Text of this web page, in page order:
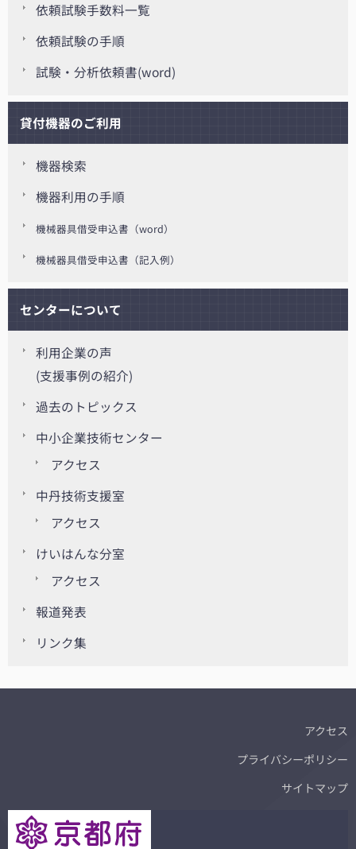
依頼試験手数料一覧
依頼試験の手順
試験・分析依頼書(word)
貸付機器のご利用
機器検索
機器利用の手順
機械器具借受申込書（word）
機械器具借受申込書（記入例）
センターについて
利用企業の声
(支援事例の紹介)
過去のトピックス
中小企業技術センター
アクセス
中丹技術支援室
アクセス
けいはんな分室
アクセス
報道発表
リンク集
アクセス
プライバシーポリシー
サイトマップ